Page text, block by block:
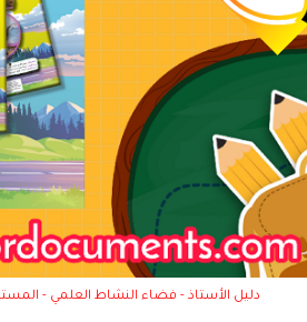
دليل الأستاذ - فضاء النشاط العلمي -